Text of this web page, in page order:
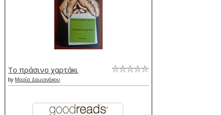
Το πράσινο χαρτάκι
by Μαρία Δαμιανάκου